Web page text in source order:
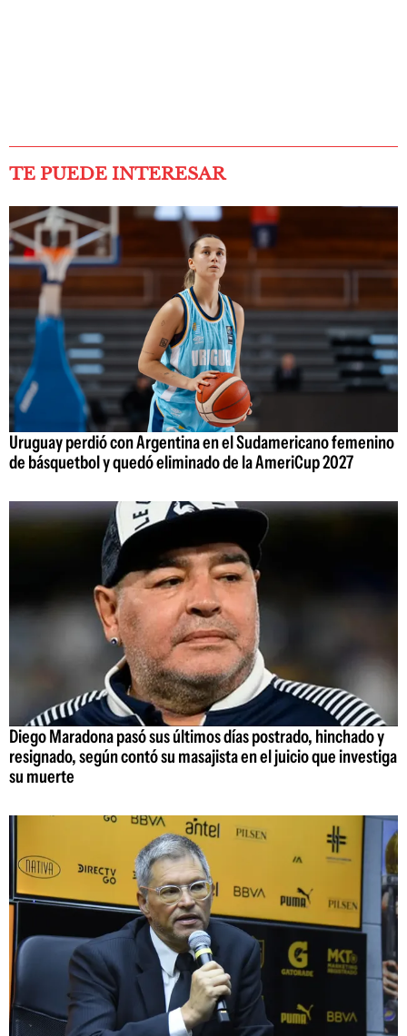
TE PUEDE INTERESAR
Uruguay perdió con Argentina en el Sudamericano femenino
de básquetbol y quedó eliminado de la AmeriCup 2027
Diego Maradona pasó sus últimos días postrado, hinchado y
resignado, según contó su masajista en el juicio que investiga
su muerte